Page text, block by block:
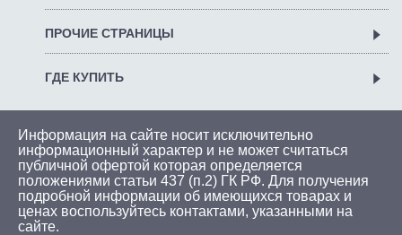
ПРОЧИЕ СТРАНИЦЫ
ГДЕ КУПИТЬ
Информация на сайте носит исключительно
информационный характер и не может считаться
публичной офертой которая определяется
положениями статьи 437 (п.2) ГК РФ. Для получения
подробной информации об имеющихся товарах и
ценах воспользуйтесь контактами, указанными на
сайте.